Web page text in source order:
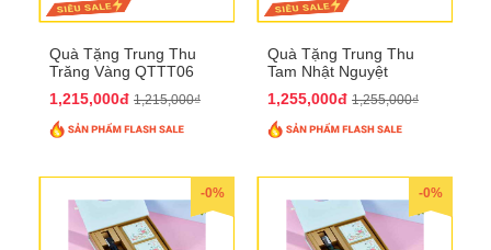
Quà Tặng Trung Thu
Trăng Vàng QTTT06
1,215,000đ 1,215,000₫
Quà Tặng Trung Thu
Tam Nhật Nguyệt
1,255,000đ 1,255,000₫
-0% -0%